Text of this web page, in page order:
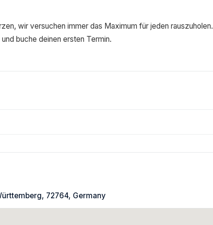
wir versuchen immer das Maximum für jeden rauszuholen.
buche deinen ersten Termin.
72764, Germany